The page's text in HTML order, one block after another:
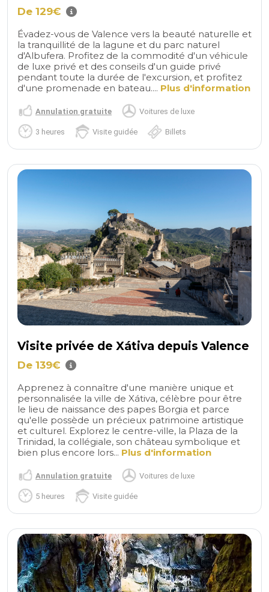
De 129€
Évadez-vous de Valence vers la beauté naturelle et
la tranquillité de la lagune et du parc naturel
d'Albufera. Profitez de la commodité d'un véhicule
de luxe privé et des conseils d'un guide privé
pendant toute la durée de l'excursion, et profitez
d'une promenade en bateau.... Plus d'information
Annulation gratuite Voitures de luxe
3 heures Visite guidée Billets
Visite privée de Xátiva depuis Valence
De 139€
Apprenez à connaître d'une manière unique et
personnalisée la ville de Xátiva, célèbre pour être
le lieu de naissance des papes Borgia et parce
qu'elle possède un précieux patrimoine artistique
et culturel. Explorez le centre-ville, la Plaza de la
Trinidad, la collégiale, son château symbolique et
bien plus encore lors... Plus d'information
Annulation gratuite Voitures de luxe
5 heures Visite guidée